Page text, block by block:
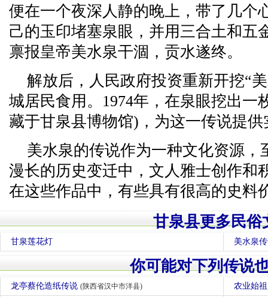
便在一个夜深人静的晚上，带了几个
己的玉印堵塞泉眼，并用三合土和五
禀报皇帝美水泉干涸，贡水遂终。
解放后，人民政府投资重新开挖“
城居民食用。1974年，在泉眼挖出一
藏于甘泉县博物馆)，为这一传说提供
美水泉的传说作为一种文化资源，
漫长的历史变迁中，文人雅士创作和
在这些作品中，有些具有很高的史料
甘泉县更多民俗
甘泉莲花灯 美水泉
你可能对下列传说
龙亭蔡伦造纸传说 (陕西省汉中市洋县) 农业始